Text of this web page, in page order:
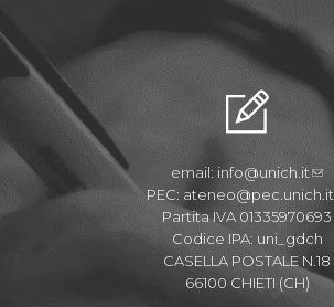
email: info@unich.it
PEC: ateneo@pec.unich.it
Partita IVA 01335970693
Codice IPA: uni_gdch
CASELLA POSTALE N.18
66100 CHIETI (CH)